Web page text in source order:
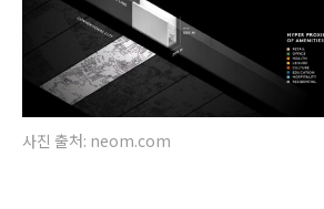
사진 출처: neom.com